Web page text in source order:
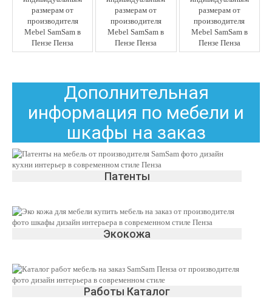
Дополнительная
информация по мебели и
шкафы на заказ
Патенты
Экокожа
Работы Каталог